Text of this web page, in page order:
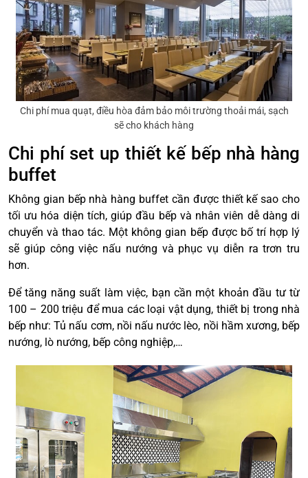
Chi phí mua quạt, điều hòa đảm bảo môi trường thoải mái, sạch
sẽ cho khách hàng
Chi phí set up thiết kế bếp nhà hàng
buffet
Không gian bếp nhà hàng buffet cần được thiết kế sao cho
tối ưu hóa diện tích, giúp đầu bếp và nhân viên dễ dàng di
chuyển và thao tác. Một không gian bếp được bố trí hợp lý
sẽ giúp công việc nấu nướng và phục vụ diễn ra trơn tru
hơn.
Để tăng năng suất làm việc, bạn cần một khoản đầu tư từ
100 – 200 triệu để mua các loại vật dụng, thiết bị trong nhà
bếp như: Tủ nấu cơm, nồi nấu nước lèo, nồi hầm xương, bếp
nướng, lò nướng, bếp công nghiệp,…